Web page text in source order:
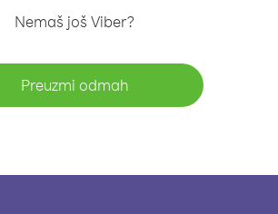
Nemaš još Viber?
Preuzmi odmah